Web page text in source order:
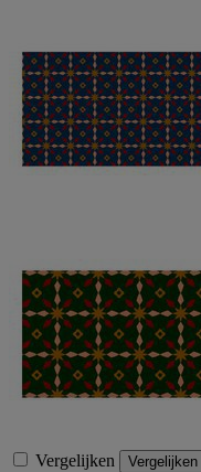
Vergelijken Vergelijken